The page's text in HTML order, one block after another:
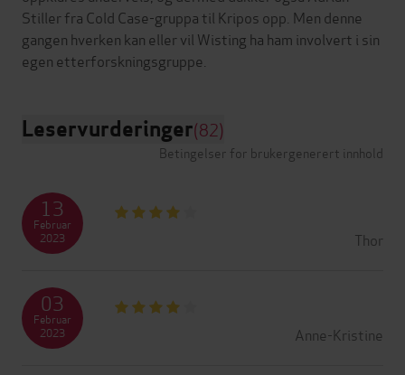
Stiller fra Cold Case-gruppa til Kripos opp. Men denne
gangen hverken kan eller vil Wisting ha ham involvert i sin
Leservurderinger(82)
Betingelser for brukergenerert innhold
Thor
13
Februar
2023
Anne-Kristine
03
Februar
2023